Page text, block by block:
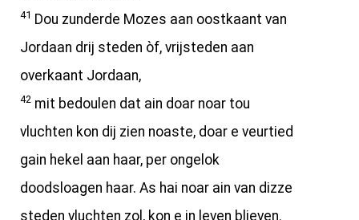
41 Dou zunderde Mozes aan oostkaant van
Jordaan drij steden òf, vrijsteden aan
overkaant Jordaan,
42 mit bedoulen dat ain doar noar tou
vluchten kon dij zien noaste, doar e veurtied
gain hekel aan haar, per ongelok
doodsloagen haar. As hai noar ain van dizze
steden vluchten zol, kon e in leven blieven.